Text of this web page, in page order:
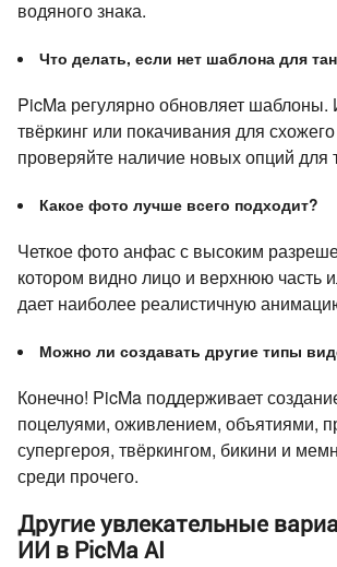
водяного знака.
Что делать, если нет шаблона для
PicMa регулярно обновляет шаблоны.
твёркинг или покачивания для
проверяйте наличие новых опций для
Какое фото лучше всего подходит?
Четкое фото анфас с высоким
котором видно лицо и верхнюю часть
дает наиболее реалистичную
Можно ли создавать другие типы
Конечно! PicMa поддерживает
поцелуями, оживлением, объятиями,
супергероя, твёркингом, бикини и
среди прочего.
Другие увлекательные
ИИ в PicMa AI